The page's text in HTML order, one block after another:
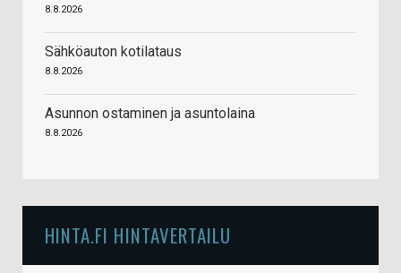
8.8.2026
Sähköauton kotilataus
8.8.2026
Asunnon ostaminen ja asuntolaina
8.8.2026
HINTA.FI HINTAVERTAILU